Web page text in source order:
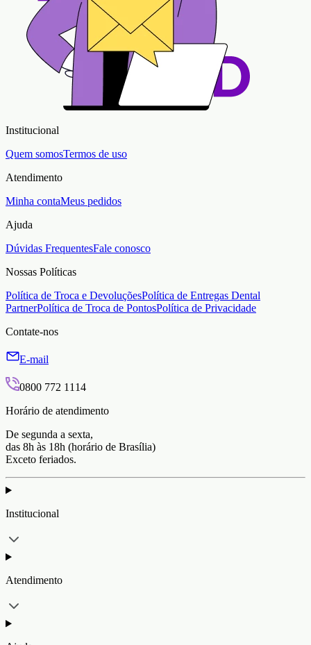
Institucional
Quem somosTermos de uso
Atendimento
Minha contaMeus pedidos
Ajuda
Dúvidas FrequentesFale conosco
Nossas Políticas
Política de Troca e DevoluçõesPolítica de Entregas Dental
PartnerPolítica de Troca de PontosPolítica de Privacidade
Contate-nos
E-mail
0800 772 1114
Horário de atendimento
De segunda a sexta,
das 8h às 18h (horário de Brasília)
Exceto feriados.
Institucional
Atendimento